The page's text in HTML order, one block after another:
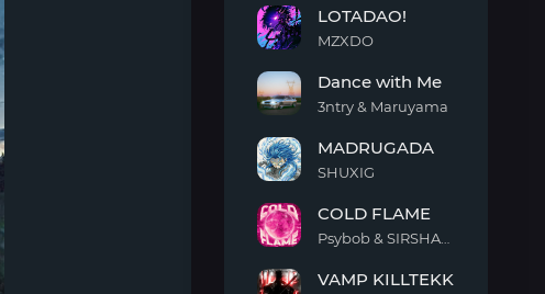
LOTADAO!
MZXDO
with
Me
Dance with Me
3ntry & Maruyama
MADRUGADA
SHUXIG
FLAME
COLD FLAME
VAMP KILLTEKK